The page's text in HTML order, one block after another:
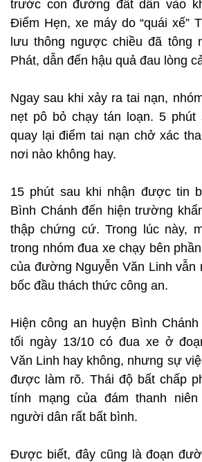
trước con đường đất dẫn vào
Điểm Hẹn, xe máy do “quái xế”
lưu thông ngược chiều đã tông
Phát, dẫn đến hậu quả đau lòng
Ngay sau khi xảy ra tai nạn,
nẹt pô bỏ chạy tán loạn. 5 phút
quay lại điểm tai nạn chở xác
nơi nào không hay.
15 phút sau khi nhận được tin
Bình Chánh đến hiện trường
thập chứng cứ. Trong lúc này,
trong nhóm đua xe chạy bên
của đường Nguyễn Văn Linh vẫn
bốc đầu thách thức công an.
Hiện công an huyện Bình
tối ngày 13/10 có đua xe ở
Văn Linh hay không, nhưng sự
được làm rõ. Thái độ bất chấp
tính mạng của đám thanh
người dân rất bất bình.
Được biết, đây cũng là đoạn